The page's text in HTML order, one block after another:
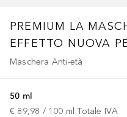
PREMIUM LA
EFFETTO NUOVA
Maschera Anti-età
50 ml
€ 89,98 / 100 ml Totale IVA